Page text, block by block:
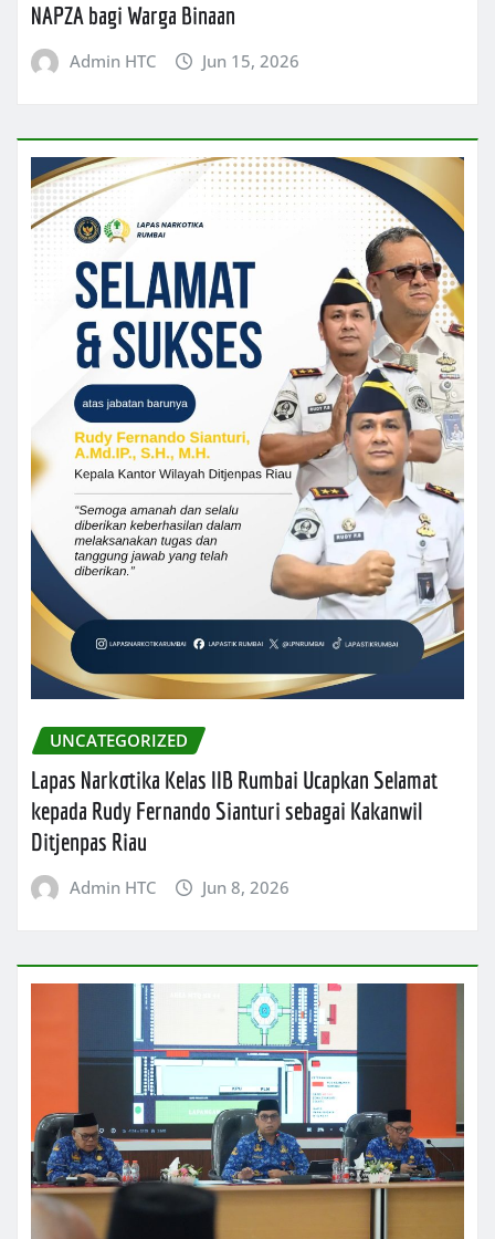
NAPZA bagi Warga Binaan
Admin HTC Jun 15, 2026
UNCATEGORIZED
Lapas Narkotika Kelas IIB Rumbai Ucapkan Selamat
kepada Rudy Fernando Sianturi sebagai Kakanwil
Ditjenpas Riau
Admin HTC Jun 8, 2026